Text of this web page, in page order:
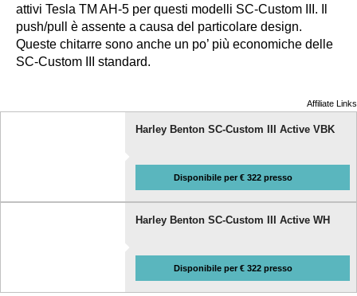
attivi Tesla TM AH-5 per questi modelli SC-Custom III. Il
push/pull è assente a causa del particolare design.
Queste chitarre sono anche un po’ più economiche delle
SC-Custom III standard.
Affiliate Links
Harley Benton SC-Custom III Active VBK
Disponibile per € 322 presso
Harley Benton SC-Custom III Active WH
Disponibile per € 322 presso